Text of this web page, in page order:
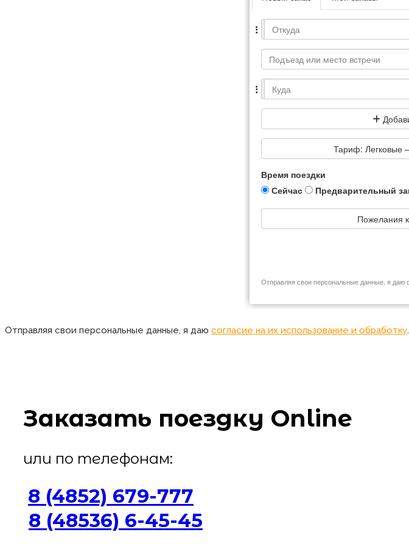
Отправляя свои персональные данные, я даю согласие на их использование и обработку.
Заказать поездку Online
или по телефонам:
8 (4852) 679-777
8 (48536) 6-45-45